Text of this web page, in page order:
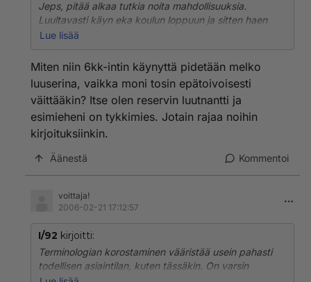
Jeps, pitää alkaa tutkia noita mahdollisuuksia.
Luultavasti käyn eka koulun loppuun ja sitten haen
kurssille. Ei maailma tosiaankaan kaadu vaikka en
alokasajan, että aukkiin vai ei. Tosin varma työpaikka
kaheksaksi kuukaudeksi siirsi vaakakupin 6
kuukaudelle, nyt jälkeenpäin harmittanut ihan helvetisti
kun en Aukkii menny. Sen verran oon huomannu, että
6kk-intin käynyttä pidetään melko luuserina, vaikka
moni tosin epätoivoisesti väittääkkiin.
Lue lisää
Miten niin 6kk-intin käynyttä pidetään melko
luuserina, vaikka moni tosin epätoivoisesti
väittääkin? Itse olen reservin luutnantti ja
esimieheni on tykkimies. Jotain rajaa noihin
kirjoituksiinkin.
Äänestä Kommentoi
voittaja!
2006-02-21 17:12:57
I/92 kirjoitti:
Terminologian korostaminen vääristää usein pahasti
todellisen asiaintilan, kuten tässäkin. On varsin
kevytmielistä luottaa sotilasuransa rakentamisessa